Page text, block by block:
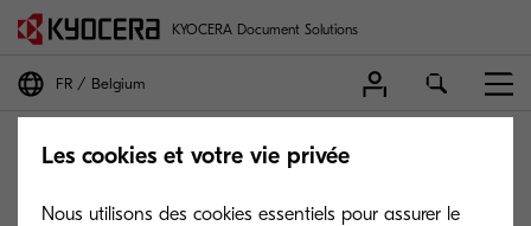
KYOCERA Document Solutions
FR Belgium
Les cookies et votre vie privée
Nous utilisons des cookies essentiels pour assurer le